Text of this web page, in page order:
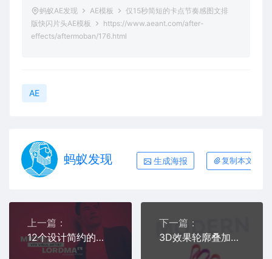
蚂蚁AE发现 AE模板
仅15秒简短的卡点节奏感图文排
版快闪片头AE模板
https://www.aeant.com/after-
effects/aftermoban/176.html
AE
蚂蚁发现 生成海报 复制本文链接
上一篇：
12个设计简约的文本字幕条动画AE源文件
下一篇：
3D效果轮廓叠加拼合的新拟态风logo标志演绎动画AE工程